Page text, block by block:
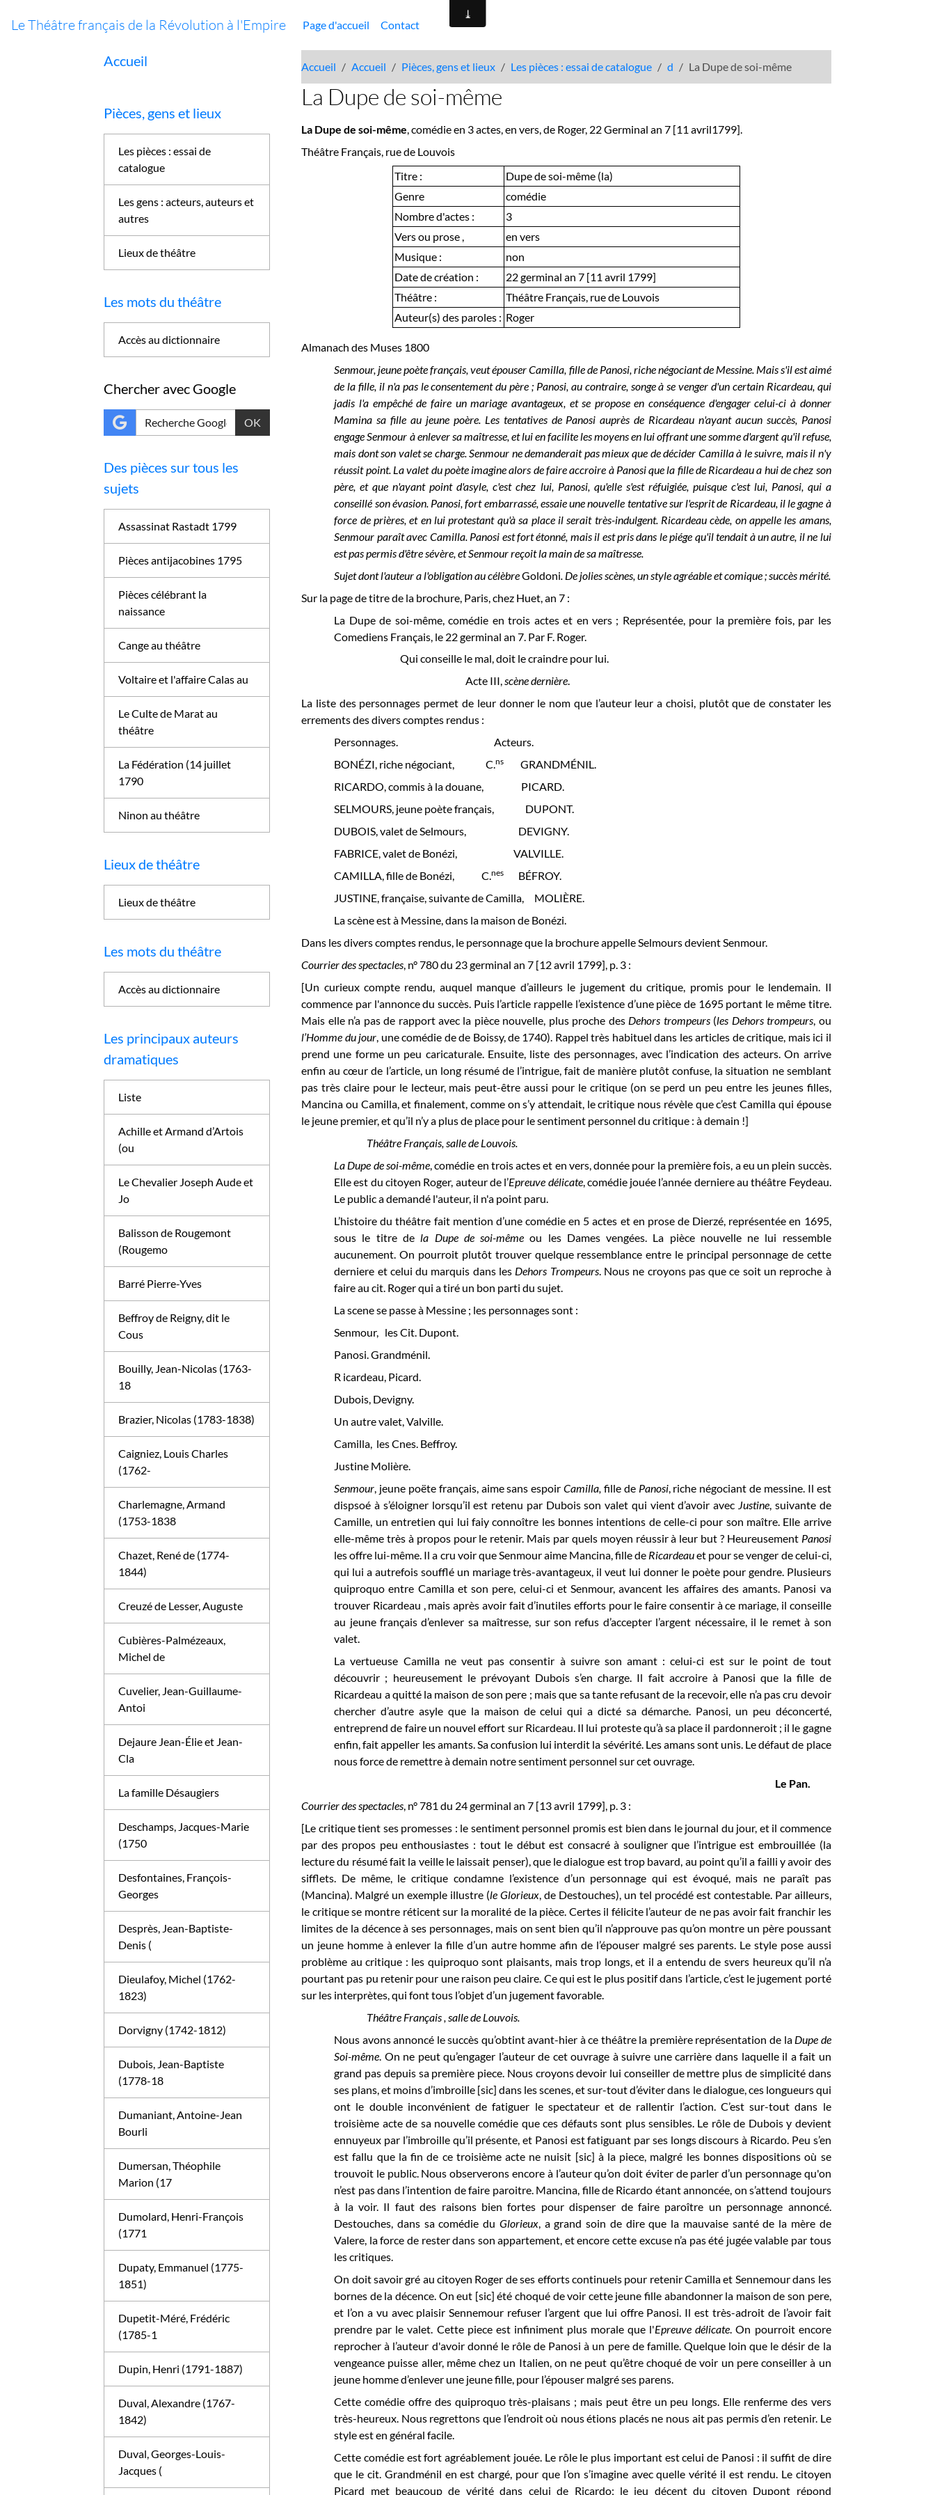
Le Théâtre français de la Révolution à l'Empire Page d'accueil Contact
Accueil Accueil Pièces, gens et lieux Les pièces : essai de catalogue d La Dupe de soi-même
La Dupe de soi-même
La Dupe de soi-même, comédie en 3 actes, en vers, de Roger, 22 Germinal an 7 [11 avril1799].
Théâtre Français, rue de Louvois
Titre :
Dupe de soi-même (la)
Genre
comédie
Nombre d'actes :
3
Vers ou prose ,
en vers
Musique :
non
Date de création :
22 germinal an 7 [11 avril 1799]
Théâtre :
Théâtre Français, rue de Louvois
Auteur(s) des paroles : Roger
Almanach des Muses 1800
Senmour, jeune poète français, veut épouser Camilla, fille de Panosi, riche négociant de Messine. Mais s'il est aimé
de la fille, il n'a pas le consentement du père ; Panosi, au contraire, songe à se venger d'un certain Ricardeau, qui
jadis l'a empêché de faire un mariage avantageux, et se propose en conséquence d'engager celui-ci à donner
Mamina sa fille au jeune poère. Les tentatives de Panosi auprès de Ricardeau n'ayant aucun succès, Panosi
engage Senmour à enlever sa maîtresse, et lui en facilite les moyens en lui offrant une somme d'argent qu'il refuse,
mais dont son valet se charge. Senmour ne demanderait pas mieux que de décider Camilla à le suivre, mais il n'y
réussit point. La valet du poète imagine alors de faire accroire à Panosi que la fille de Ricardeau a hui de chez son
père, et que n'ayant point d'asyle, c'est chez lui, Panosi, qu'elle s'est réfuigiée, puisque c'est lui, Panosi, qui a
conseillé son évasion. Panosi, fort embarrassé, essaie une nouvelle tentative sur l'esprit de Ricardeau, il le gagne à
force de prières, et en lui protestant qu'à sa place il serait très-indulgent. Ricardeau cède, on appelle les amans,
Senmour paraît avec Camilla. Panosi est fort étonné, mais il est pris dans le piége qu'il tendait à un autre, il ne lui
est pas permis d'être sévère, et Senmour reçoit la main de sa maîtresse.
Sujet dont l'auteur a l'obligation au célèbreGoldoni . De jolies scènes, un style agréable et comique ; succès mérité.
Sur la page de titre de la brochure, Paris, chez Huet, an 7 :
La Dupe de soi-même, comédie en trois actes et en vers ; Représentée, pour la première fois, par les
Comediens Français, le 22 germinal an 7. Par F. Roger.
Qui conseille le mal, doit le craindre pour lui.
Acte III,scène dernière.
La liste des personnages permet de leur donner le nom que l’auteur leur a choisi, plutôt que de constater les
errements des divers comptes rendus :
Personnages. Acteurs.
BONÉZI, riche négociant, C.nsGRANDMÉNIL.
RICARDO, commis à la douane, PICARD.
SELMOURS, jeune poète français, DUPONT.
DUBOIS, valet de Selmours, DEVIGNY.
FABRICE, valet de Bonézi, VALVILLE.
CAMILLA, fille de Bonézi, C.nes
BÉFROY.
JUSTINE, française, suivante de Camilla, MOLIÈRE.
La scène est à Messine, dans la maison de Bonézi.
Dans les divers comptes rendus, le personnage que la brochure appelle Selmours devient Senmour.
Courrier des spectacles , n° 780 du 23 germinal an 7 [12 avril 1799], p. 3 :
[Un curieux compte rendu, auquel manque d’ailleurs le jugement du critique, promis pour le lendemain. Il
commence par l'annonce du succès. Puis l’article rappelle l’existence d’une pièce de 1695 portant le même titre.
Mais elle n’a pas de rapport avec la pièce nouvelle, plus proche des Dehors trompeurs(les Dehors trompeurs , ou
l’Homme du jour , une comédie de de Boissy, de 1740). Rappel très habituel dans les articles de critique, mais ici il
prend une forme un peu caricaturale. Ensuite, liste des personnages, avec l’indication des acteurs. On arrive
enfin au cœur de l’article, un long résumé de l’intrigue, fait de manière plutôt confuse, la situation ne semblant
pas très claire pour le lecteur, mais peut-être aussi pour le critique (on se perd un peu entre les jeunes filles,
Mancina ou Camilla, et finalement, comme on s’y attendait, le critique nous révèle que c’est Camilla qui épouse
le jeune premier, et qu’il n’y a plus de place pour le sentiment personnel du critique : à demain !]
Théâtre Français, salle de Louvois.
La Dupe de soi-même , comédie en trois actes et en vers, donnée pour la première fois, a eu un plein succès.
Elle est du citoyen Roger, auteur de l’Epreuve délicate, comédie jouée l’année derniere au théâtre Feydeau.
Le public a demandé l'auteur, il n'a point paru.
L’histoire du théâtre fait mention d’une comédie en 5 actes et en prose de Dierzé, représentée en 1695,
sous le titre de la Dupe de soi-même ou les Dames vengées. La pièce nouvelle ne lui ressemble
aucunement. On pourroit plutôt trouver quelque ressemblance entre le principal personnage de cette
derniere et celui du marquis dans les Dehors Trompeurs. Nous ne croyons pas que ce soit un reproche à
faire au cit. Roger qui a tiré un bon parti du sujet.
La scene se passe à Messine ; les personnages sont :
Senmour, les Cit. Dupont.
Panosi. Grandménil.
R icardeau, Picard.
Dubois, Devigny.
Un autre valet, Valville.
Camilla, les Cnes. Beffroy.
Justine Molière.
Senmour , jeune poëte français, aime sans espoirCamilla, fille de Panosi, riche négociant de messine. Il est
dispsoé à s’éloigner lorsqu’il est retenu par Dubois son valet qui vient d’avoir avec Justine , suivante de
Camille, un entretien qui lui faiy connoître les bonnes intentions de celle-ci pour son maître. Elle arrive
elle-même très à propos pour le retenir. Mais par quels moyen réussir à leur but ? Heureusement Panosi
les offre lui-même. Il a cru voir que Senmour aime Mancina, fille de Ricardeauet pour se venger de celui-ci,
qui lui a autrefois soufflé un mariage très-avantageux, il veut lui donner le poète pour gendre. Plusieurs
quiproquo entre Camilla et son pere, celui-ci et Senmour, avancent les affaires des amants. Panosi va
trouver Ricardeau , mais après avoir fait d’inutiles efforts pour le faire consentir à ce mariage, il conseille
au jeune français d’enlever sa maîtresse, sur son refus d’accepter l’argent nécessaire, il le remet à son
valet.
La vertueuse Camilla ne veut pas consentir à suivre son amant : celui-ci est sur le point de tout
découvrir ; heureusement le prévoyant Dubois s’en charge. Il fait accroire à Panosi que la fille de
Ricardeau a quitté la maison de son pere ; mais que sa tante refusant de la recevoir, elle n’a pas cru devoir
chercher d’autre asyle que la maison de celui qui a dicté sa démarche. Panosi, un peu déconcerté,
entreprend de faire un nouvel effort sur Ricardeau. Il lui proteste qu’à sa place il pardonneroit ; il le gagne
enfin, fait appeller les amants. Sa confusion lui interdit la sévérité. Les amans sont unis. Le défaut de place
nous force de remettre à demain notre sentiment personnel sur cet ouvrage.
Le Pan.
Courrier des spectacles , n° 781 du 24 germinal an 7 [13 avril 1799], p. 3 :
[Le critique tient ses promesses : le sentiment personnel promis est bien dans le journal du jour, et il commence
par des propos peu enthousiastes : tout le début est consacré à souligner que l’intrigue est embrouillée (la
lecture du résumé fait la veille le laissait penser), que le dialogue est trop bavard, au point qu’il a failli y avoir des
sifflets. De même, le critique condamne l’existence d’un personnage qui est évoqué, mais ne paraît pas
(Mancina). Malgré un exemple illustre (le Glorieux, de Destouches) , un tel procédé est contestable. Par ailleurs,
le critique se montre réticent sur la moralité de la pièce. Certes il félicite l’auteur de ne pas avoir fait franchir les
limites de la décence à ses personnages, mais on sent bien qu’il n’approuve pas qu’on montre un père poussant
un jeune homme à enlever la fille d’un autre homme afin de l’épouser malgré ses parents. Le style pose aussi
problème au critique : les quiproquo sont plaisants, mais trop longs, et il a entendu de svers heureux qu’il n’a
pourtant pas pu retenir pour une raison peu claire. Ce qui est le plus positif dans l’article, c’est le jugement porté
sur les interprètes, qui font tous l’objet d’un jugement favorable.
Théâtre Français , salle de Louvois.
Nous avons annoncé le succès qu’obtint avant-hier à ce théâtre la première représentation de la Dupe de
Soi-même . On ne peut qu’engager l’auteur de cet ouvrage à suivre une carrière dans laquelle il a fait un
grand pas depuis sa première piece. Nous croyons devoir lui conseiller de mettre plus de simplicité dans
ses plans, et moins d’imbroille [sic] dans les scenes, et sur-tout d’éviter dans le dialogue, ces longueurs qui
ont le double inconvénient de fatiguer le spectateur et de rallentir l’action. C’est sur-tout dans le
troisième acte de sa nouvelle comédie que ces défauts sont plus sensibles. Le rôle de Dubois y devient
ennuyeux par l’imbroille qu’il présente, et Panosi est fatiguant par ses longs discours à Ricardo. Peu s’en
est fallu que la fin de ce troisième acte ne nuisit [sic] à la piece, malgré les bonnes dispositions où se
trouvoit le public. Nous observerons encore à l’auteur qu’on doit éviter de parler d’un personnage qu'on
n’est pas dans l’intention de faire paroitre. Mancina, fille de Ricardo étant annoncée, on s’attend toujours
à la voir. Il faut des raisons bien fortes pour dispenser de faire paroître un personnage annoncé.
Destouches, dans sa comédie du Glorieux, a grand soin de dire que la mauvaise santé de la mère de
Valere, la force de rester dans son appartement, et encore cette excuse n’a pas été jugée valable par tous
les critiques.
On doit savoir gré au citoyen Roger de ses efforts continuels pour retenir Camilla et Sennemour dans les
bornes de la décence. On eut [sic] été choqué de voir cette jeune fille abandonner la maison de son pere,
et l’on a vu avec plaisir Sennemour refuser l’argent que lui offre Panosi. Il est très-adroit de l’avoir fait
prendre par le valet. Cette piece est infiniment plus morale que l'Epreuve délicate . On pourroit encore
reprocher à l’auteur d'avoir donné le rôle de Panosi à un pere de famille. Quelque loin que le désir de la
vengeance puisse aller, même chez un Italien, on ne peut qu’être choqué de voir un pere conseiller à un
jeune homme d’enlever une jeune fille, pour l’épouser malgré ses parens.
Cette comédie offre des quiproquo très-plaisans ; mais peut être un peu longs. Elle renferme des vers
très-heureux. Nous regrettons que l’endroit où nous étions placés ne nous ait pas permis d’en retenir. Le
style est en général facile.
Cette comédie est fort agréablement jouée. Le rôle le plus important est celui de Panosi : il suffit de dire
que le cit. Grandménil en est chargé, pour que l’on s’imagine avec quelle vérité il est rendu. Le citoyen
Picard met beaucoup de vérité dans celui de Ricardo; le jeu décent du citoyen Dupont répond
Accueil
Pièces, gens et lieux
Les pièces : essai de
catalogue
Les gens : acteurs, auteurs et
autres
Lieux de théâtre
Les mots du théâtre
Accès au dictionnaire
Chercher avec Google
OK
Des pièces sur tous les
sujets
Assassinat Rastadt 1799
Pièces antijacobines 1795
Pièces célébrant la
naissance
Cange au théâtre
Voltaire et l'affaire Calas au
Le Culte de Marat au
théâtre
La Fédération (14 juillet
1790
Ninon au théâtre
Lieux de théâtre
Lieux de théâtre
Les mots du théâtre
Accès au dictionnaire
Les principaux auteurs
dramatiques
Liste
Achille et Armand d’Artois
(ou
Le Chevalier Joseph Aude et
Jo
Balisson de Rougemont
(Rougemo
Barré Pierre-Yves
Beffroy de Reigny, dit le
Cous
Bouilly, Jean-Nicolas (1763-
18
Brazier, Nicolas (1783-1838)
Caigniez, Louis Charles
(1762-
Charlemagne, Armand
(1753-1838
Chazet, René de (1774-
1844)
Creuzé de Lesser, Auguste
Cubières-Palmézeaux,
Michel de
Cuvelier, Jean-Guillaume-
Antoi
Dejaure Jean-Élie et Jean-
Cla
La famille Désaugiers
Deschamps, Jacques-Marie
(1750
Desfontaines, François-
Georges
Desprès, Jean-Baptiste-
Denis (
Dieulafoy, Michel (1762-
1823)
Dorvigny (1742-1812)
Dubois, Jean-Baptiste
(1778-18
Dumaniant, Antoine-Jean
Bourli
Dumersan, Théophile
Marion (17
Dumolard, Henri-François
(1771
Dupaty, Emmanuel (1775-
1851)
Dupetit-Méré, Frédéric
(1785-1
Dupin, Henri (1791-1887)
Duval, Alexandre (1767-
1842)
Duval, Georges-Louis-
Jacques (